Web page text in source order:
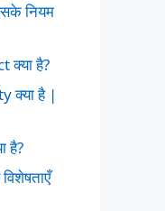
नियम
है?
क्या है |
है?